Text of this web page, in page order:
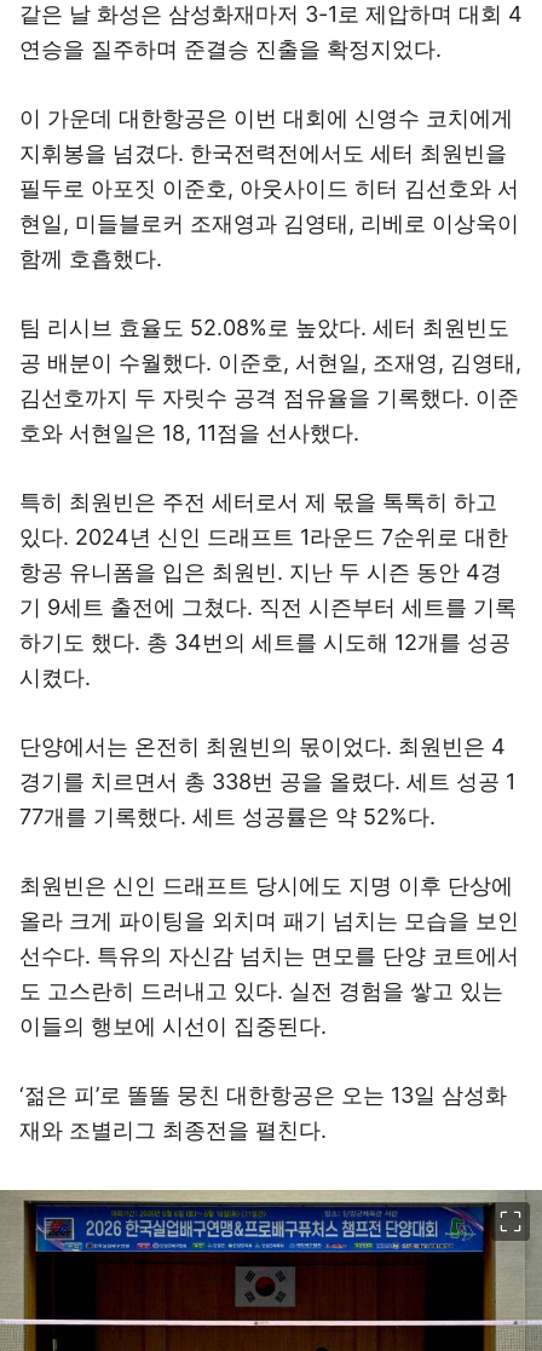
같은 날 화성은 삼성화재마저 3-1로 제압하며 대회 4
연승을 질주하며 준결승 진출을 확정지었다.
이 가운데 대한항공은 이번 대회에 신영수 코치에게
지휘봉을 넘겼다. 한국전력전에서도 세터 최원빈을
필두로 아포짓 이준호, 아웃사이드 히터 김선호와 서
현일, 미들블로커 조재영과 김영태, 리베로 이상욱이
함께 호흡했다.
팀 리시브 효율도 52.08%로 높았다. 세터 최원빈도
공 배분이 수월했다. 이준호, 서현일, 조재영, 김영태,
김선호까지 두 자릿수 공격 점유율을 기록했다. 이준
호와 서현일은 18, 11점을 선사했다.
특히 최원빈은 주전 세터로서 제 몫을 톡톡히 하고
있다. 2024년 신인 드래프트 1라운드 7순위로 대한
항공 유니폼을 입은 최원빈. 지난 두 시즌 동안 4경
기 9세트 출전에 그쳤다. 직전 시즌부터 세트를 기록
하기도 했다. 총 34번의 세트를 시도해 12개를 성공
시켰다.
단양에서는 온전히 최원빈의 몫이었다. 최원빈은 4
경기를 치르면서 총 338번 공을 올렸다. 세트 성공 1
77개를 기록했다. 세트 성공률은 약 52%다.
최원빈은 신인 드래프트 당시에도 지명 이후 단상에
올라 크게 파이팅을 외치며 패기 넘치는 모습을 보인
선수다. 특유의 자신감 넘치는 면모를 단양 코트에서
도 고스란히 드러내고 있다. 실전 경험을 쌓고 있는
이들의 행보에 시선이 집중된다.
‘젊은 피’로 똘똘 뭉친 대한항공은 오는 13일 삼성화
재와 조별리그 최종전을 펼친다.